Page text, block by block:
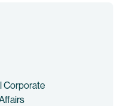
Corporate